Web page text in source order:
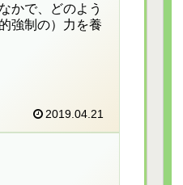
かで、どのよう
強制の）力を養
2019.04.21